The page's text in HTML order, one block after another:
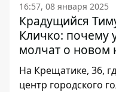
16:57, 08 января 2025
Крадущийся
Кличко: почему
молчат о новом
На Крещатике, 36,
центр городского